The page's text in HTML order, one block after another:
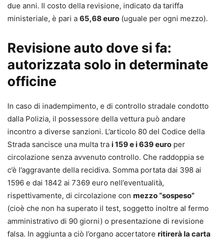
due anni. Il costo della revisione, indicato da tariffa
ministeriale, è pari a 65,68 euro (uguale per ogni mezzo).
Revisione auto dove si fa:
autorizzata solo in determinate
officine
In caso di inadempimento, e di controllo stradale condotto
dalla Polizia, il possessore della vettura può andare
incontro a diverse sanzioni. L’articolo 80 del Codice della
Strada sancisce una multa tra i 159 e i 639 euro per
circolazione senza avvenuto controllo. Che raddoppia se
c’è l’aggravante della recidiva. Somma portata dai 398 ai
1596 e dai 1842 ai 7369 euro nell’eventualità,
rispettivamente, di circolazione con mezzo “sospeso”
(cioè che non ha superato il test, soggetto inoltre al fermo
amministrativo di 90 giorni) o presentazione di revisione
falsa. In aggiunta a ciò l’organo accertatore ritirerà la carta